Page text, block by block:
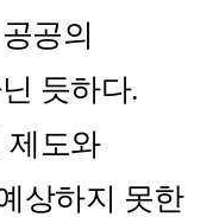
공의
듯하다.
제도와
상하지 못한